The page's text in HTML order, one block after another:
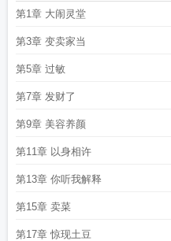
第1章 大闹灵堂
第3章 变卖家当
第5章 过敏
第7章 发财了
第9章 美容养颜
第11章 以身相许
第13章 你听我解释
第15章 卖菜
第17章 惊现土豆